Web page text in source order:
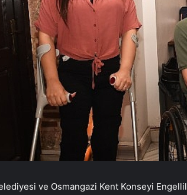
ve Osmangazi Kent Konseyi